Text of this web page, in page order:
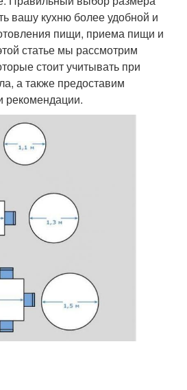
вашу кухню более удобной и
пищи, приема пищи и
статье мы рассмотрим
стоит учитывать при
а также предоставим
рекомендации.